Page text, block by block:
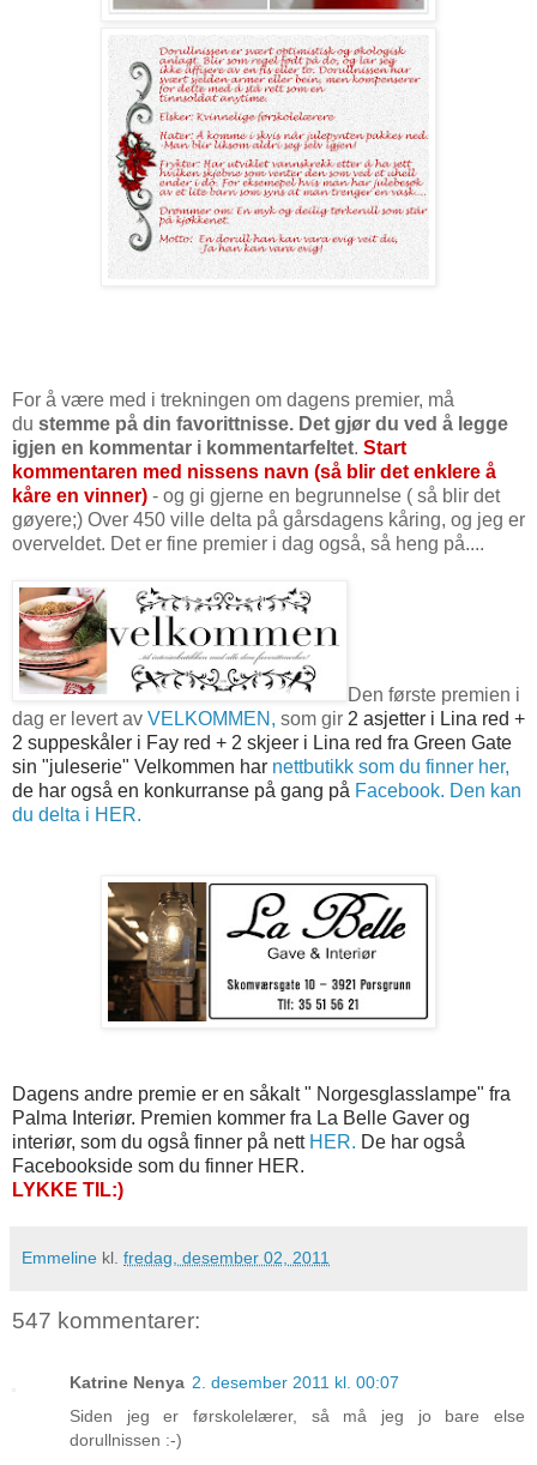
For å være med i trekningen om dagens premier, må
du stemme på din favorittnisse. Det gjør du ved å legge
igjen en kommentar i kommentarfeltet. Start
kommentaren med nissens navn (så blir det enklere å
kåre en vinner) - og gi gjerne en begrunnelse ( så blir det
gøyere;) Over 450 ville delta på gårsdagens kåring, og jeg er
overveldet. Det er fine premier i dag også, så heng på....
Den første premien i
dag er levert av VELKOMMEN, som gir 2 asjetter i Lina red +
2 suppeskåler i Fay red + 2 skjeer i Lina red fra Green Gate
sin "juleserie" Velkommen har nettbutikk som du finner her,
de har også en konkurranse på gang på Facebook. Den kan
du delta i HER.
Dagens andre premie er en såkalt " Norgesglasslampe" fra
Palma Interiør. Premien kommer fra La Belle Gaver og
interiør, som du også finner på nett HER. De har også
Facebookside som du finner HER.
LYKKE TIL:)
Emmeline kl. fredag, desember 02, 2011
547 kommentarer:
Katrine Nenya 2. desember 2011 kl. 00:07
Siden jeg er førskolelærer, så må jeg jo bare else
dorullnissen :-)